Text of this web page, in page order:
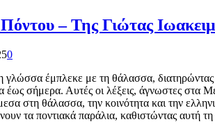
Πόντου – Της Γιώτας
0
έμπλεκε με τη θάλασσα,
έως σήμερα. Αυτές οι λέξεις, άγνωστες
στη θάλασσα, την κοινότητα και την
τα ποντιακά παράλια, καθιστώντας αυτή